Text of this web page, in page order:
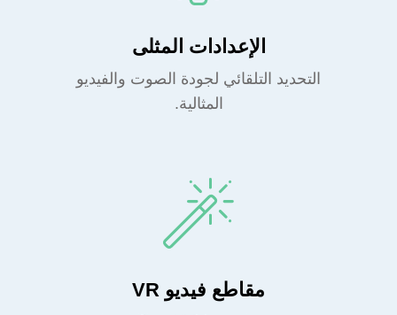
الإعدادات المثلى
التحديد التلقائي لجودة الصوت والفيديو
المثالية.
مقاطع فيديو VR